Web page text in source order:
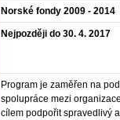
Norské fondy 2009 - 2014
Nejpozději do 30. 4. 2017
Program je zaměřen na
spolupráce mezi
cílem podpořit spravedlivý